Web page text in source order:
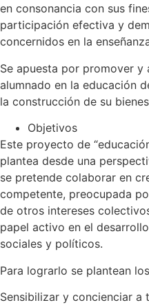
en consonancia con sus
participación efectiva y
concernidos en la
Se apuesta por promover
alumnado en la educación
la construcción de su
Objetivos
Este proyecto de
plantea desde una
se pretende colaborar en
competente, preocupada
de otros intereses
papel activo en el
sociales y políticos.
Para lograrlo se plantean
Sensibilizar y concienciar